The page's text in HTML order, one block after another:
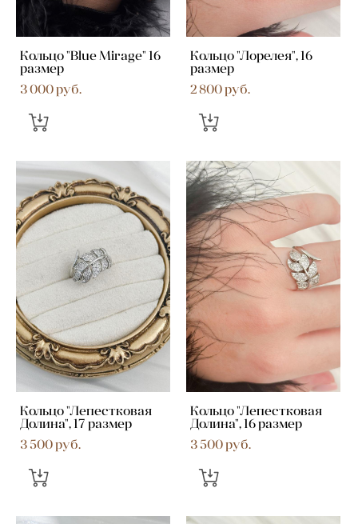
Кольцо "Blue Mirage" 16
размер
3 000 pуб.
Кольцо "Лорелея", 16
размер
2 800 pуб.
Кольцо "Лепестковая
Долина", 17 размер
3 500 pуб.
Кольцо "Лепестковая
Долина", 16 размер
3 500 pуб.